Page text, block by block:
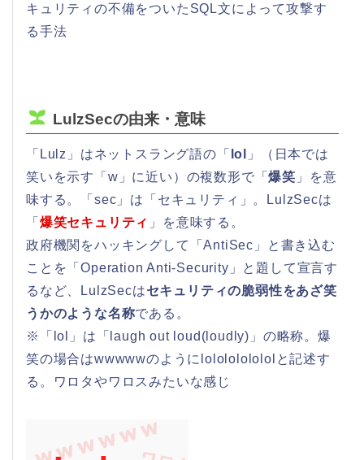
キュリティの不備をついたSQL文によって攻撃す
る手法
LulzSecの由来・意味
「Lulz」はネットスラング語の「 lol
」（日本では
笑いを示す「w」に近い）の複数形で「爆笑 」を意
味する。「sec」は「セキュリティ」。LulzSecは
「 爆笑セキュリティ 」を意味する。
政府機関をハッキングして「AntiSec」と書き込む
ことを「Operation Anti-Security」と題して宣言す
るなど、LulzSecはセキュリティの脆弱性をあざ笑
うかのような名称である。
※「lol」は「laugh out loud(loudly)」の略称。爆
笑の場合はwwwwwのようにlololololololと記述す
る。ワロタやワロスみたいな感じ